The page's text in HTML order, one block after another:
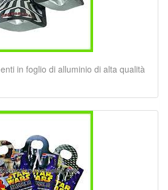
in foglio di alluminio di alta qualità